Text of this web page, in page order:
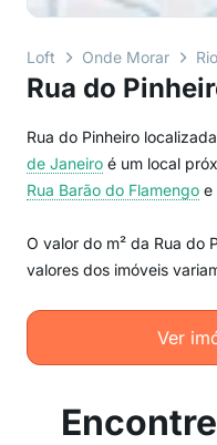
Loft Onde Morar
Rua do
Rua do Pinheiro
de Janeiro é um local
Rua Barão do Flamengo e
O valor do m² da Rua do
valores dos imóveis
Ver